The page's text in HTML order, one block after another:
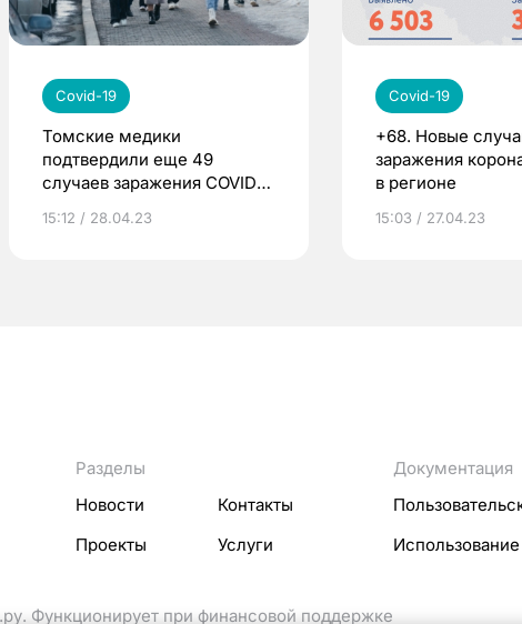
Covid-19
Томские медики
подтвердили еще 49
случаев заражения COVID-
15:12 / 28.04.23
Covid-19
+68. Новые
заражения
в регионе
15:03 / 27.04.23
Разделы
Новости
Контакты
Проекты
Услуги
Документация
Функционирует при финансовой поддержке